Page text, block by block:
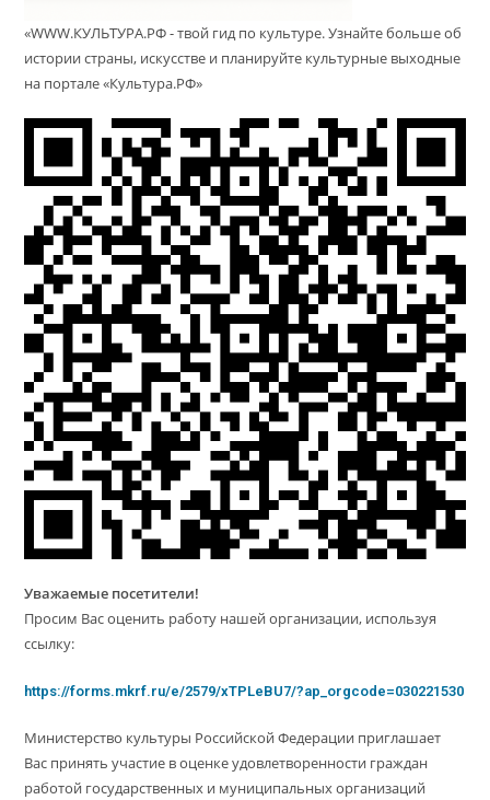
«WWW.КУЛЬТУРА.РФ - твой гид по культуре. Узнайте больше об
истории страны, искусстве и планируйте культурные выходные
на портале «Культура.РФ»
Уважаемые посетители!
Просим Вас оценить работу нашей организации, используя
ссылку:
https://forms.mkrf.ru/e/2579/xTPLeBU7/?ap_orgcode=030221530
Министерство культуры Российской Федерации приглашает
Вас принять участие в оценке удовлетворенности граждан
работой государственных и муниципальных организаций